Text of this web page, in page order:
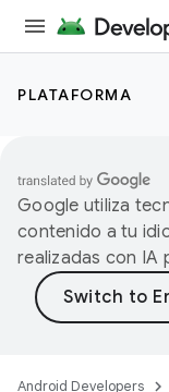
PLATAFORMA
Google utiliza
contenido a tu
realizadas con IA
Android Developers